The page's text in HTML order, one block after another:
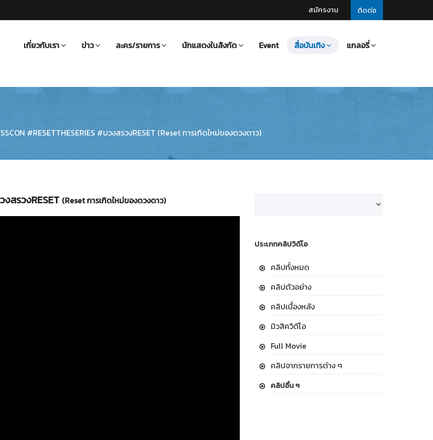
ติดต่อ
สมัครงาน
เกี่ยวกับเรา ข่าว ละคร/รายการ นักแสดงในสังกัด Event สื่อบันเทิง แกลอรี่
#RESETTHESERIES #บวงสรวงRESET (Reset การเกิดใหม่ของดวงดาว)
งสรวงRESET (Reset การเกิดใหม่ของดวงดาว)
ประเภทคลิปวิดีโอ
คลิปทั้งหมด
คลิปตัวอย่าง
คลิปเบื้องหลัง
มิวสิควิดีโอ
Full Movie
คลิปจากรายการต่าง ๆ
คลิปอื่น ๆ